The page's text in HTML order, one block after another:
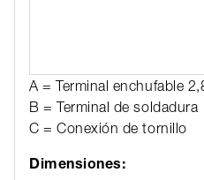
A = Terminal enchufable
B = Terminal de soldadura
C = Conexión de tornillo
Dimensiones: